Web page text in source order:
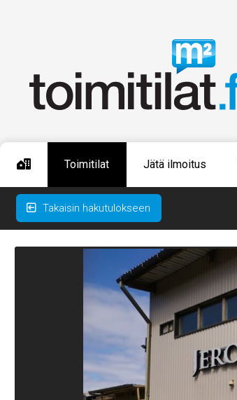
Toimitilat Jätä ilmoitus
Takaisin hakutulokseen